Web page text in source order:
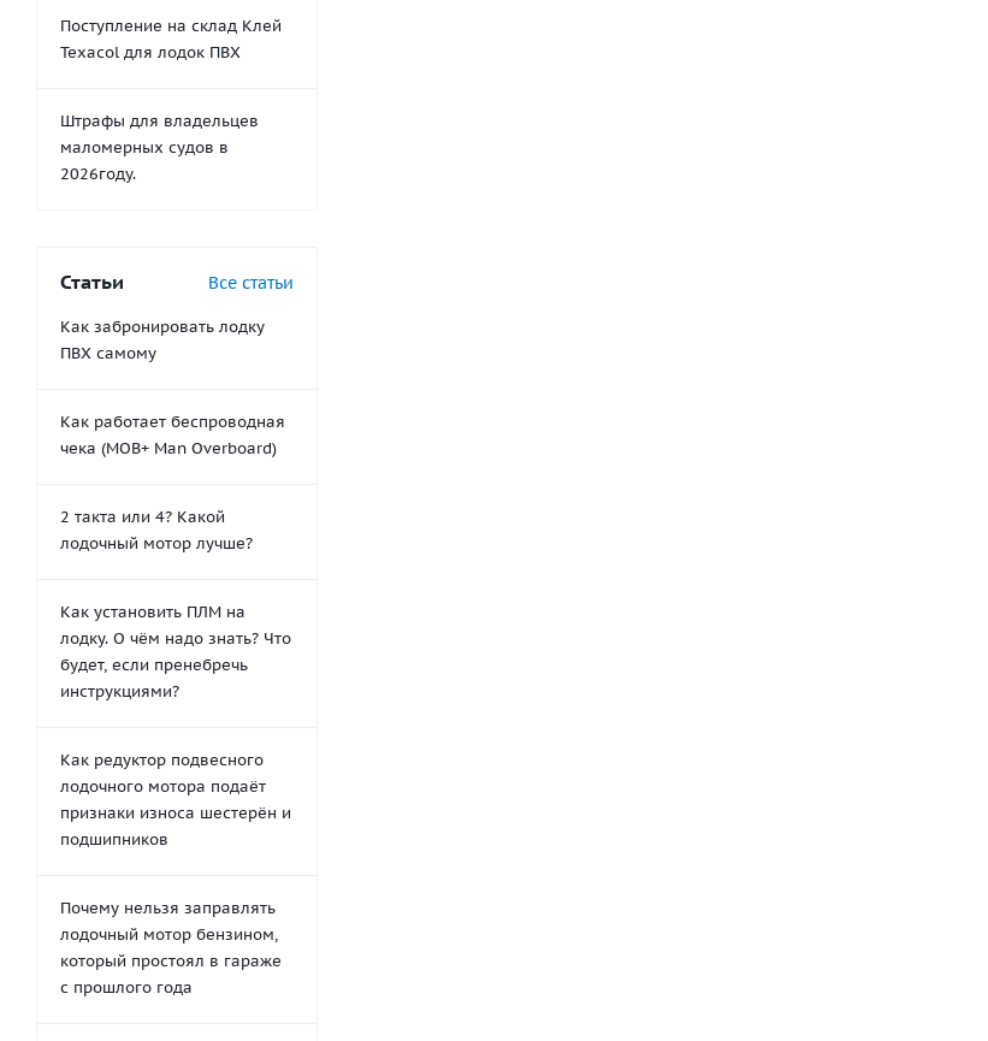
Поступление на склад Клей
Texacol для лодок ПВХ
Штрафы для владельцев
маломерных судов в
2026году.
Статьи Все статьи
Как забронировать лодку
ПВХ самому
Как работает беспроводная
чека (MOB+ Man Overboard)
2 такта или 4? Какой
лодочный мотор лучше?
Как установить ПЛМ на
лодку. О чём надо знать? Что
будет, если пренебречь
инструкциями?
Как редуктор подвесного
лодочного мотора подаёт
признаки износа шестерён и
подшипников
Почему нельзя заправлять
лодочный мотор бензином,
который простоял в гараже
с прошлого года